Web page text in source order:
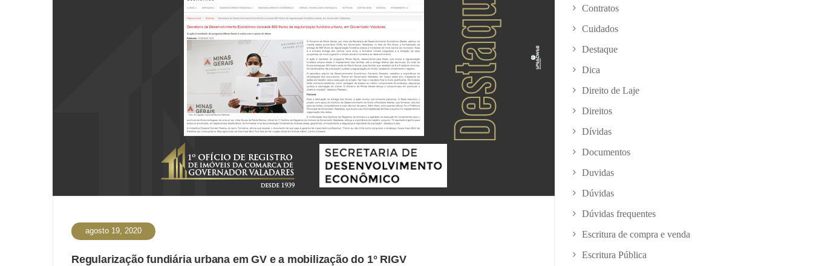
agosto 19, 2020
Regularização fundiária urbana em GV e a mobilização do 1° RIGV
Contratos
Cuidados
Destaque
Dica
Direito de Laje
Direitos
Dívidas
Documentos
Duvidas
Dúvidas
Dúvidas frequentes
Escritura de compra e venda
Escritura Pública